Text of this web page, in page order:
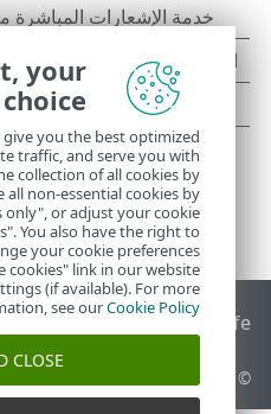
End of Life قاعدة معارف ESET
© 1992 - 2026 ESET, spol. s r.o.‎ - جميع الحقوق محفوظة.
your
you the best optimized
traffic, and serve you with
collection of all cookies by
all non-essential cookies by
only", or adjust your cookie
You also have the right to
your cookie preferences
cookies" link in our website
(if available). For more
see ourCookie Policy
CLOSE